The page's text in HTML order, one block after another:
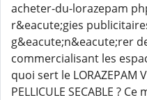
acheter-du-lorazepam
r&eacute;gies
g&eacute;n&eacute;rer
commercialisant les
quoi sert le LORAZEPAM
PELLICULE SECABLE ?